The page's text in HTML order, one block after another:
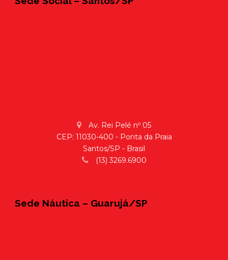
Av. Rei Pelé nº 05
CEP: 11030-400 - Ponta da Praia
Santos/SP - Brasil
(13) 3269.6900
Sede Náutica – Guarujá/SP